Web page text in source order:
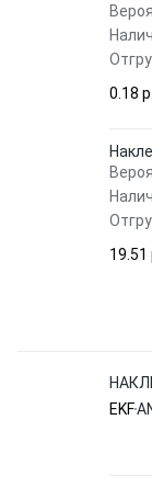
0.18 p.
19.51
EKF